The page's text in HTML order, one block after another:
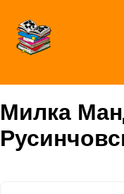
Милка